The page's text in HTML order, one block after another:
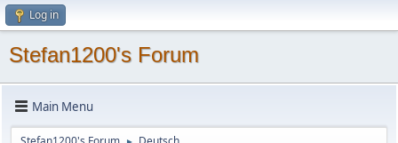
Log in
Stefan1200's Forum
Main Menu